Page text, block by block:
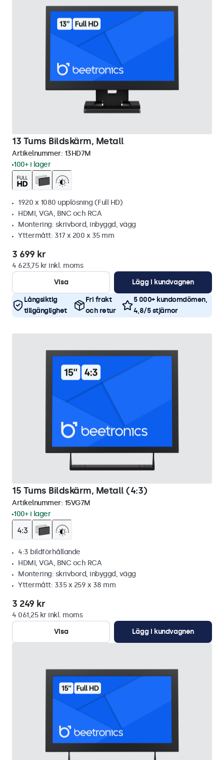
13 Tums Bildskärm, Metall
Artikelnummer: 13HD7M
100+ i lager
1920 x 1080 upplösning (Full HD)
HDMI, VGA, BNC och RCA
Montering: skrivbord, inbyggd, vägg
Yttermått: 317 x 200 x 35 mm
3 699 kr
4 623,75 kr inkl. moms
Visa
Lägg i kundvagnen
Långsiktig
tillgänglighet
Fri frakt
och retur
5 000+ kundomdömen,
4,8/5 stjärnor
15 Tums Bildskärm, Metall (4:3)
Artikelnummer: 15VG7M
100+ i lager
4:3 bildförhållande
HDMI, VGA, BNC och RCA
Montering: skrivbord, inbyggd, vägg
Yttermått: 335 x 259 x 38 mm
3 249 kr
4 061,25 kr inkl. moms
Visa
Lägg i kundvagnen